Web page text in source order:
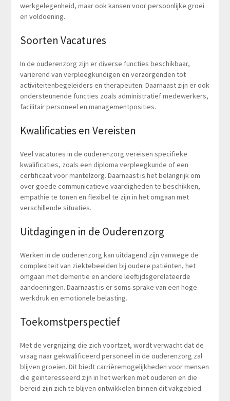
werkgelegenheid, maar ook kansen voor persoonlijke groei
en voldoening.
Soorten Vacatures
In de ouderenzorg zijn er diverse functies beschikbaar,
variërend van verpleegkundigen en verzorgenden tot
activiteitenbegeleiders en therapeuten. Daarnaast zijn er ook
ondersteunende functies zoals administratief medewerkers,
facilitair personeel en managementposities.
Kwalificaties en Vereisten
Veel vacatures in de ouderenzorg vereisen specifieke
kwalificaties, zoals een diploma verpleegkunde of een
certificaat voor mantelzorg. Daarnaast is het belangrijk om
over goede communicatieve vaardigheden te beschikken,
empathie te tonen en flexibel te zijn in het omgaan met
verschillende situaties.
Uitdagingen in de Ouderenzorg
Werken in de ouderenzorg kan uitdagend zijn vanwege de
complexiteit van ziektebeelden bij oudere patiënten, het
omgaan met dementie en andere leeftijdsgerelateerde
aandoeningen. Daarnaast is er soms sprake van een hoge
werkdruk en emotionele belasting.
Toekomstperspectief
Met de vergrijzing die zich voortzet, wordt verwacht dat de
vraag naar gekwalificeerd personeel in de ouderenzorg zal
blijven groeien. Dit biedt carrièremogelijkheden voor mensen
die geïnteresseerd zijn in het werken met ouderen en die
bereid zijn zich te blijven ontwikkelen binnen dit vakgebied.